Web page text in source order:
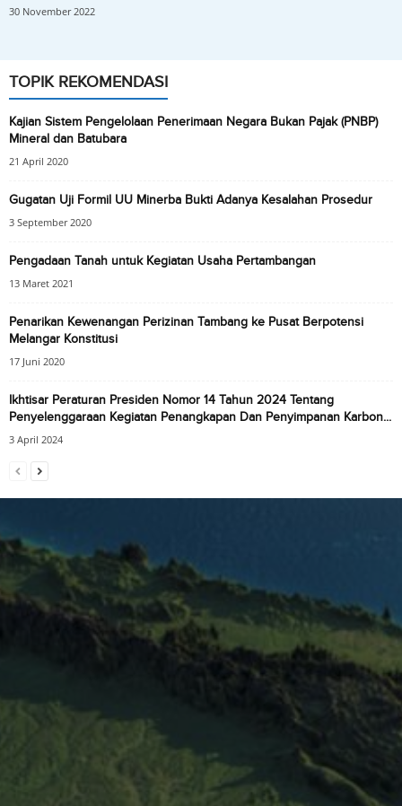
30 November 2022
TOPIK REKOMENDASI
Kajian Sistem Pengelolaan Penerimaan Negara Bukan Pajak (PNBP)
Mineral dan Batubara
21 April 2020
Gugatan Uji Formil UU Minerba Bukti Adanya Kesalahan Prosedur
3 September 2020
Pengadaan Tanah untuk Kegiatan Usaha Pertambangan
13 Maret 2021
Penarikan Kewenangan Perizinan Tambang ke Pusat Berpotensi
Melangar Konstitusi
17 Juni 2020
Ikhtisar Peraturan Presiden Nomor 14 Tahun 2024 Tentang
Penyelenggaraan Kegiatan Penangkapan Dan Penyimpanan Karbon...
3 April 2024